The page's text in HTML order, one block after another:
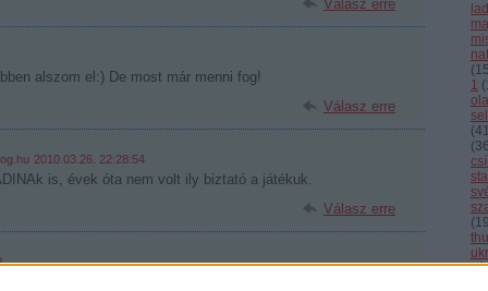
(
1 (
(41
(
(
Válasz erre
alszom el:) De most már menni fog!
Válasz erre
2010.03.26. 22:28:54
is, évek óta nem volt ily biztató a játékuk.
Válasz erre